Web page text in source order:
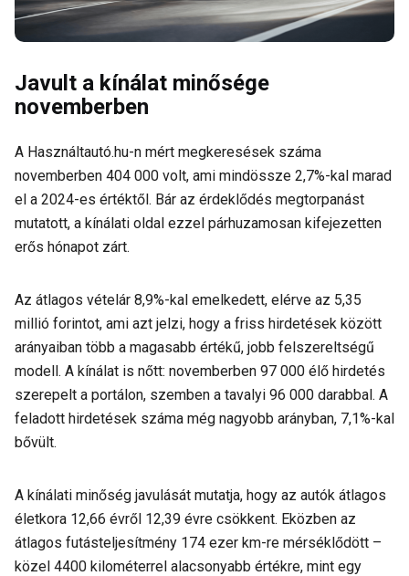
Javult a kínálat minősége
novemberben
A Használtautó.hu-n mért megkeresések száma
novemberben 404 000 volt, ami mindössze 2,7%-kal marad
el a 2024-es értéktől. Bár az érdeklődés megtorpanást
mutatott, a kínálati oldal ezzel párhuzamosan kifejezetten
erős hónapot zárt.
Az átlagos vételár 8,9%-kal emelkedett, elérve az 5,35
millió forintot, ami azt jelzi, hogy a friss hirdetések között
arányaiban több a magasabb értékű, jobb felszereltségű
modell. A kínálat is nőtt: novemberben 97 000 élő hirdetés
szerepelt a portálon, szemben a tavalyi 96 000 darabbal. A
feladott hirdetések száma még nagyobb arányban, 7,1%-kal
bővült.
A kínálati minőség javulását mutatja, hogy az autók átlagos
életkora 12,66 évről 12,39 évre csökkent. Eközben az
átlagos futásteljesítmény 174 ezer km-re mérséklődött –
közel 4400 kilométerrel alacsonyabb értékre, mint egy